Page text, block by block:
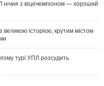
з віцечемпіоном — хороший
великою історією, крутим містом
турі УПЛ розсудить